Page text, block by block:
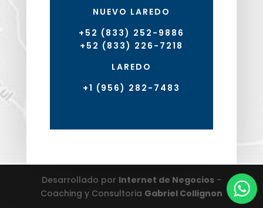
NUEVO LAREDO
+52 (833) 252-9886
+52 (833) 226-7218
LAREDO
+1 (956) 282-7483
Desarrollado por Internet de Negocios-
Coaching y Consultoria Gabriel Collignon